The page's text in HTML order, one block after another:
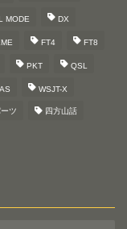
MODE DX
FT4 FT8
PKT QSL
WSJT-X
ツ 四方山話